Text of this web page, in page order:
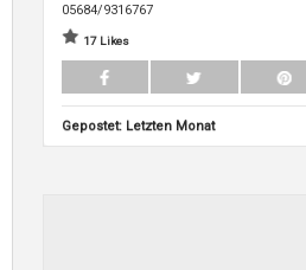
05684/9316767
17 Likes
Gepostet: Letzten Monat